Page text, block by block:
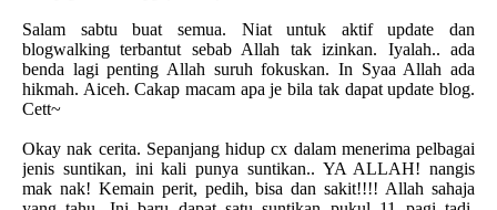
Salam sabtu buat semua. Niat untuk aktif update dan
blogwalking terbantut sebab Allah tak izinkan. Iyalah.. ada
benda lagi penting Allah suruh fokuskan. In Syaa Allah ada
hikmah. Aiceh. Cakap macam apa je bila tak dapat update blog.
Cett~
Okay nak cerita. Sepanjang hidup cx dalam menerima pelbagai
jenis suntikan, ini kali punya suntikan.. YA ALLAH! nangis
mak nak! Kemain perit, pedih, bisa dan sakit!!!! Allah sahaja